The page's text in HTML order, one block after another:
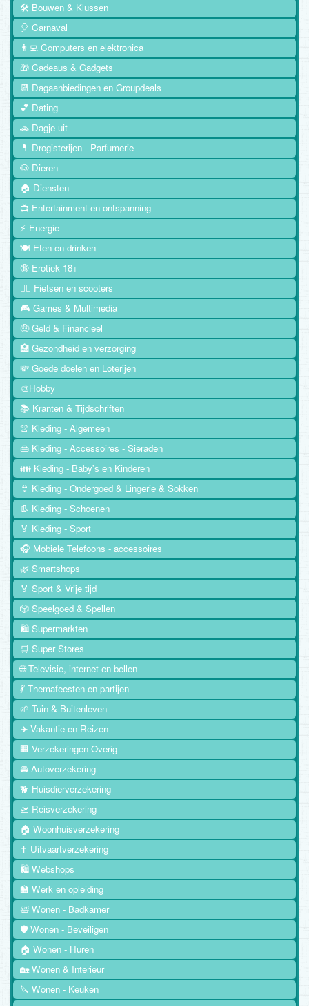
🛠️ Bouwen & Klussen
🎈 Carnaval
👨‍💻 Computers en elektronica
🎁 Cadeaus & Gadgets
📆 Dagaanbiedingen en Groupdeals
💕 Dating
🚗 Dagje uit
💊 Drogisterijen - Parfumerie
🐶 Dieren
🏠 Diensten
📺 Entertainment en ontspanning
⚡ Energie
🍽️ Eten en drinken
🔞 Erotiek 18+
🚴‍♂️ Fietsen en scooters
🎮 Games & Multimedia
🤑 Geld & Financieel
🏥 Gezondheid en verzorging
💸 Goede doelen en Loterijen
🎨Hobby
📚 Kranten & Tijdschriften
👚 Kleding - Algemeen
👜 Kleding - Accessoires - Sieraden
👪 Kleding - Baby's en Kinderen
👙 Kleding - Ondergoed & Lingerie & Sokken
👢 Kleding - Schoenen
🏅 Kleding - Sport
🎧 Mobiele Telefoons - accessoires
🌿 Smartshops
🏅 Sport & Vrije tijd
🎲 Speelgoed & Spellen
🛍️ Supermarkten
🛒 Super Stores
🌐 Televisie, internet en bellen
💃 Themafeesten en partijen
🌱 Tuin & Buitenleven
✈️ Vakantie en Reizen
🏢 Verzekeringen Overig
🚘 Autoverzekering
🐕 Huisdierverzekering
🛫 Reisverzekering
🏠 Woonhuisverzekering
✝️ Uitvaartverzekering
🛍️ Webshops
🏫 Werk en opleiding
🛀 Wonen - Badkamer
🛡️ Wonen - Beveiligen
🏠 Wonen - Huren
🏡 Wonen & Interieur
🔪 Wonen - Keuken